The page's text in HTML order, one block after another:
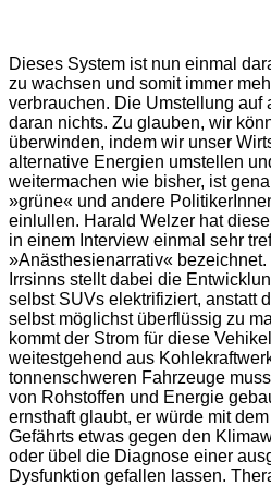
Dieses System ist nun einmal
zu wachsen und somit immer
verbrauchen. Die Umstellung auf
daran nichts. Zu glauben, wir
überwinden, indem wir unser
alternative Energien umstellen
weitermachen wie bisher, ist
»grüne« und andere
einlullen. Harald Welzer hat
in einem Interview einmal sehr
»Anästhesienarrativ«
Irrsinns stellt dabei die
selbst SUVs elektrifiziert, anstatt
selbst möglichst überflüssig zu
kommt der Strom für diese
weitestgehend aus
tonnenschweren Fahrzeuge
von Rohstoffen und Energie
ernsthaft glaubt, er würde mit
Gefährts etwas gegen den
oder übel die Diagnose einer
Dysfunktion gefallen lassen.